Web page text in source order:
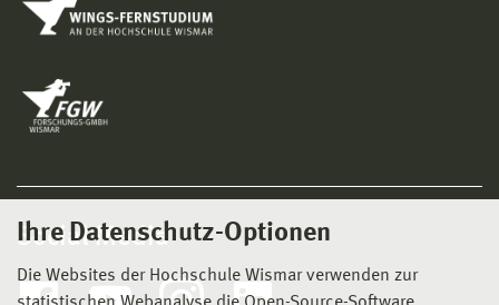
Ihre Datenschutz-Optionen
Die Websites der Hochschule Wismar verwenden zur
Social Media